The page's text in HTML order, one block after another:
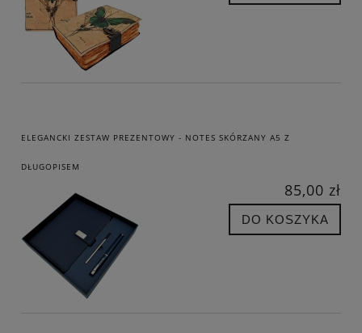
ELEGANCKI ZESTAW PREZENTOWY - NOTES SKÓRZANY A5 Z
DŁUGOPISEM
85,00 zł
DO KOSZYKA